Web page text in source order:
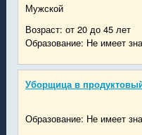
Мужской
Возраст: от 20 до 45 лет
Образование: Не имеет
Уборщица в
Образование: Не имеет